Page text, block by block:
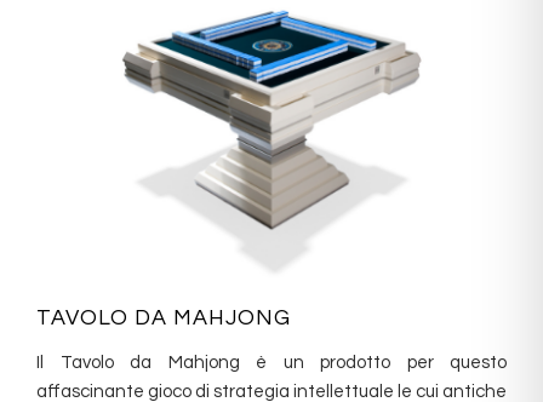
TAVOLO DA MAHJONG
Il Tavolo da Mahjong è un prodotto per questo
affascinante gioco di strategia intellettuale le cui antiche